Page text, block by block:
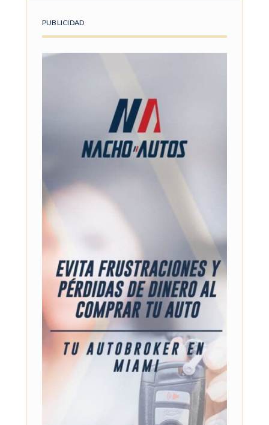
PUBLICIDAD